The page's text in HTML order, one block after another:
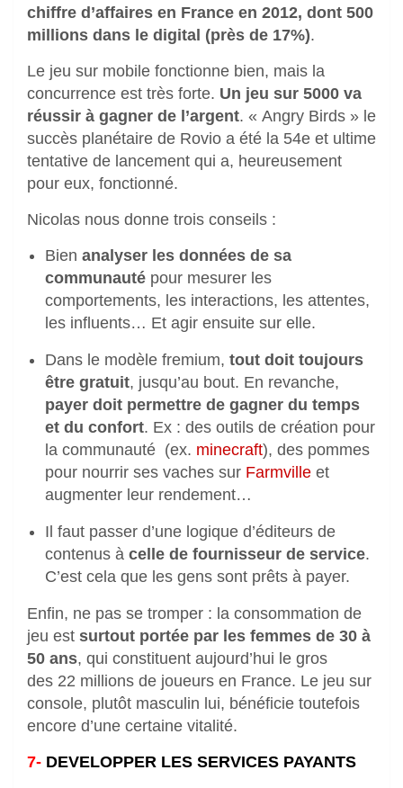
chiffre d’affaires en France en 2012, dont 500
millions dans le digital (près de 17%).
Le jeu sur mobile fonctionne bien, mais la
concurrence est très forte. Un jeu sur 5000 va
réussir à gagner de l’argent. « Angry Birds » le
succès planétaire de Rovio a été la 54e et ultime
tentative de lancement qui a, heureusement
pour eux, fonctionné.
Nicolas nous donne trois conseils :
Bien analyser les données de sa
communauté pour mesurer les
comportements, les interactions, les attentes,
les influents… Et agir ensuite sur elle.
Dans le modèle fremium, tout doit toujours
être gratuit, jusqu’au bout. En revanche,
payer doit permettre de gagner du temps
et du confort. Ex : des outils de création pour
la communauté (ex. minecraft), des pommes
pour nourrir ses vaches sur Farmville et
augmenter leur rendement…
Il faut passer d’une logique d’éditeurs de
contenus à celle de fournisseur de service.
C’est cela que les gens sont prêts à payer.
Enfin, ne pas se tromper : la consommation de
jeu est surtout portée par les femmes de 30 à
50 ans, qui constituent aujourd’hui le gros
des 22 millions de joueurs en France. Le jeu sur
console, plutôt masculin lui, bénéficie toutefois
encore d’une certaine vitalité.
7- DEVELOPPER LES SERVICES PAYANTS